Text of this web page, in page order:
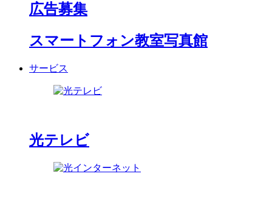
広告募集
スマートフォン教室写真館
サービス
光テレビ